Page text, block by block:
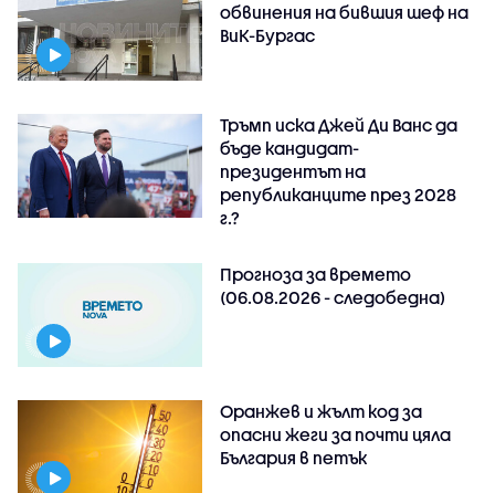
обвинения на бившия шеф на
ВиК-Бургас
Тръмп иска Джей Ди Ванс да
бъде кандидат-
президентът на
републиканците през 2028
г.?
Прогноза за времето
(06.08.2026 - следобедна)
Оранжев и жълт код за
опасни жеги за почти цяла
България в петък